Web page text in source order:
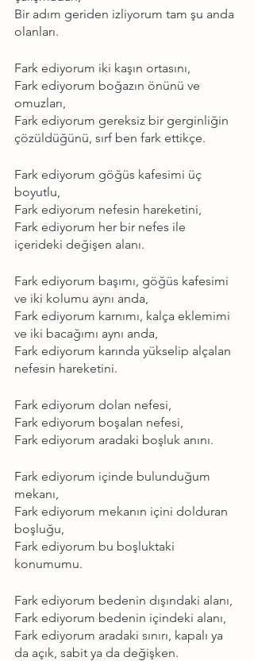
Bir adım geriden izliyorum tam şu anda
olanları.
Fark ediyorum iki kaşın ortasını,
Fark ediyorum boğazın önünü ve
omuzları,
Fark ediyorum gereksiz bir gerginliğin
çözüldüğünü, sırf ben fark ettikçe.
Fark ediyorum göğüs kafesimi üç
boyutlu,
Fark ediyorum nefesin hareketini,
Fark ediyorum her bir nefes ile
içerideki değişen alanı.
Fark ediyorum başımı, göğüs kafesimi
ve iki kolumu aynı anda,
Fark ediyorum karnımı, kalça eklemimi
ve iki bacağımı aynı anda,
Fark ediyorum karında yükselip alçalan
nefesin hareketini.
Fark ediyorum dolan nefesi,
Fark ediyorum boşalan nefesi,
Fark ediyorum aradaki boşluk anını.
Fark ediyorum içinde bulunduğum
mekanı,
Fark ediyorum mekanın içini dolduran
boşluğu,
Fark ediyorum bu boşluktaki
konumumu.
Fark ediyorum bedenin dışındaki alanı,
Fark ediyorum bedenin içindeki alanı,
Fark ediyorum aradaki sınırı, kapalı ya
da açık, sabit ya da değişken.